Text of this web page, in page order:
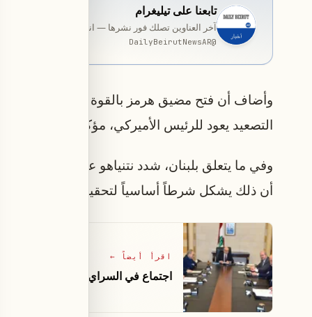
تابعنا على تيليغرام
آخر العناوين تصلك فور نشرها — انضمّ إلى قناة المخصّصة
@
DailyBeirutNewsAR
وأضاف أن فتح مضيق هرمز بالقوة العسكرية يبقى
التصعيد يعود للرئيس الأميركي، مؤكداً استمرار
وفي ما يتعلق بلبنان، شدد نتنياهو على أن هدفه
أن ذلك يشكل شرطاً أساسياً لتحقيق الاستقرار
اقرأ أيضاً ←
اجتماع في السراي... وهذا هو الهدف